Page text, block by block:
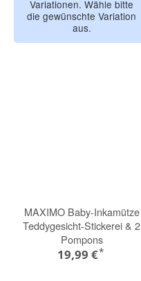
Variationen. Wähle bitte
die gewünschte Variation
aus.
MAXIMO Baby-Inkamütze
Teddygesicht-Stickerei & 2
Pompons
19,99 €*